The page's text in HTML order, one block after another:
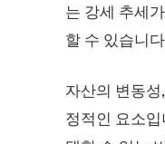
는 강세 추세
할 수 있습니
자산의 변동
정적인 요소